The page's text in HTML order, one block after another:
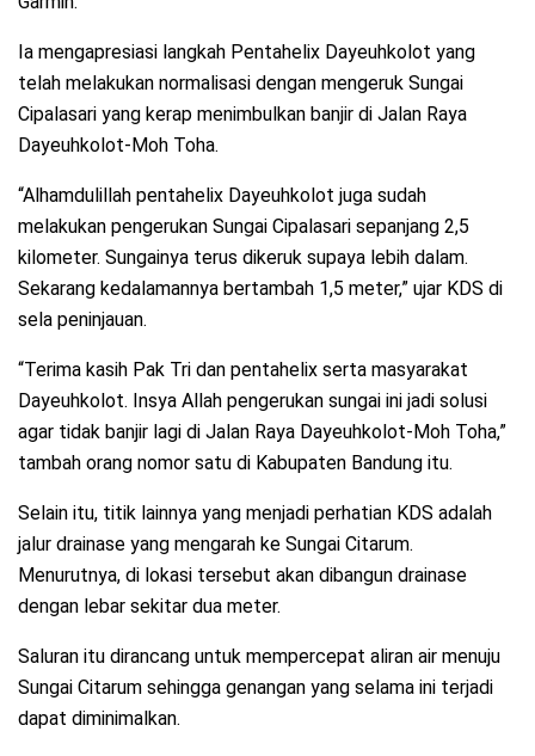
Ia mengapresiasi langkah Pentahelix Dayeuhkolot yang
telah melakukan normalisasi dengan mengeruk Sungai
Cipalasari yang kerap menimbulkan banjir di Jalan Raya
Dayeuhkolot-Moh Toha.
“Alhamdulillah pentahelix Dayeuhkolot juga sudah
melakukan pengerukan Sungai Cipalasari sepanjang 2,5
kilometer. Sungainya terus dikeruk supaya lebih dalam.
Sekarang kedalamannya bertambah 1,5 meter,” ujar KDS di
sela peninjauan.
“Terima kasih Pak Tri dan pentahelix serta masyarakat
Dayeuhkolot. Insya Allah pengerukan sungai ini jadi solusi
agar tidak banjir lagi di Jalan Raya Dayeuhkolot-Moh Toha,”
tambah orang nomor satu di Kabupaten Bandung itu.
Selain itu, titik lainnya yang menjadi perhatian KDS adalah
jalur drainase yang mengarah ke Sungai Citarum.
Menurutnya, di lokasi tersebut akan dibangun drainase
dengan lebar sekitar dua meter.
Saluran itu dirancang untuk mempercepat aliran air menuju
Sungai Citarum sehingga genangan yang selama ini terjadi
dapat diminimalkan.